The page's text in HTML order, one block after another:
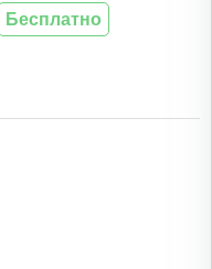
Бесплатно